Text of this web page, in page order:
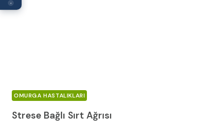
×
OMURGA HASTALIKLARI
Strese Bağlı Sırt Ağrısı